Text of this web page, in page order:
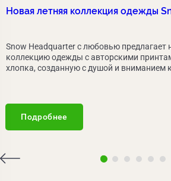
Новая летняя коллекция одежды
Snow Headquarter с любовью
коллекцию одежды с авторскими
хлопка, созданную с душой и вниманием
Подробнее